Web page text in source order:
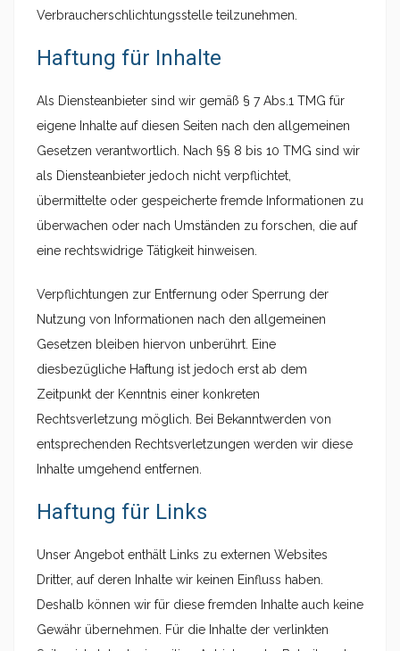
Verbraucherschlichtungsstelle teilzunehmen.
Haftung für Inhalte
Als Diensteanbieter sind wir gemäß § 7 Abs.1 TMG für
eigene Inhalte auf diesen Seiten nach den allgemeinen
Gesetzen verantwortlich. Nach §§ 8 bis 10 TMG sind wir
als Diensteanbieter jedoch nicht verpflichtet,
übermittelte oder gespeicherte fremde Informationen zu
überwachen oder nach Umständen zu forschen, die auf
eine rechtswidrige Tätigkeit hinweisen.
Verpflichtungen zur Entfernung oder Sperrung der
Nutzung von Informationen nach den allgemeinen
Gesetzen bleiben hiervon unberührt. Eine
diesbezügliche Haftung ist jedoch erst ab dem
Zeitpunkt der Kenntnis einer konkreten
Rechtsverletzung möglich. Bei Bekanntwerden von
entsprechenden Rechtsverletzungen werden wir diese
Inhalte umgehend entfernen.
Haftung für Links
Unser Angebot enthält Links zu externen Websites
Dritter, auf deren Inhalte wir keinen Einfluss haben.
Deshalb können wir für diese fremden Inhalte auch keine
Gewähr übernehmen. Für die Inhalte der verlinkten